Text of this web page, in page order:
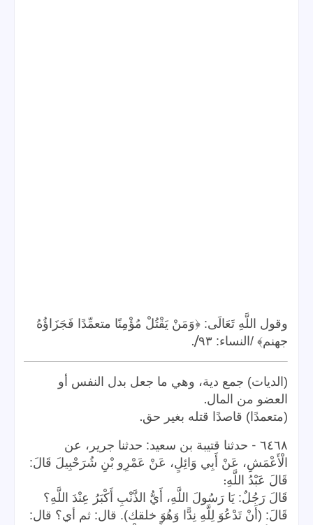
وقول اللَّهِ تَعَالَى: ﴿وَمَنْ يَقْتُلْ مُؤْمِنًا متعمِّدًا فَجَزَاؤُهُ
جهنم﴾ /النساء: ٩٣
/.
(الديات) جمع دية، وهي ما جعل بدل النفس أو
العضو من المال.
(متعمدًا) قاصدًا قتله بغير حق.
٦٤٦٨ - حدثنا قتيبة بن سعيد: حدثنا جرير، عن
الْأَعْمَشِ، عَنْ أَبِي وَائِلٍ، عَنْ عَمْرِو بْنِ شُرَحْبِيلَ قَالَ:
قَالَ عَبْدُ اللَّهِ:
قَالَ رَجُلٌ: يَا رَسُولَ اللَّهِ، أَيُّ الذَّنْبِ أَكْبَرُ عِنْدَ اللَّهِ؟
قَالَ: (أَنْ تَدْعُوَ لِلَّهِ نِدًّا وَهُوَ خلقك). قال: ثم أي؟ قال: